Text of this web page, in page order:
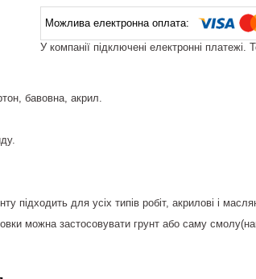
У компанії підключені електронні
бавовна, акрил.
підходить для усіх типів робіт, акрилові і
можна застосовувати грунт або саму